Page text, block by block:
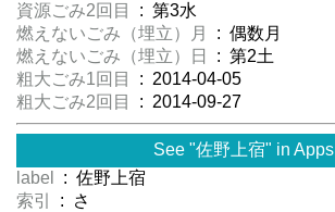
資源ごみ2回目
: 第3水
燃えないごみ（埋立）月
: 偶数月
燃えないごみ（埋立）日
: 第2土
粗大ごみ1回目
: 2014-04-05
粗大ごみ2回目
: 2014-09-27
See "佐野上宿" in Apps
label
: 佐野上宿
索引
: さ